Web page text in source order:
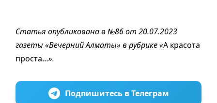
Статья опубликована в №86 от 20.07.2023
газеты «Вечерний Алматы» в рубрике «А красота
проста…».
Подпишитесь в Телеграм